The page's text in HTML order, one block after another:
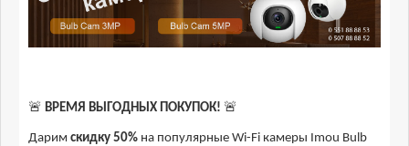
🚨 ВРЕМЯ ВЫГОДНЫХ ПОКУПОК! 🚨
Дарим скидку 50% на популярные Wi-Fi камеры Imou Bulb